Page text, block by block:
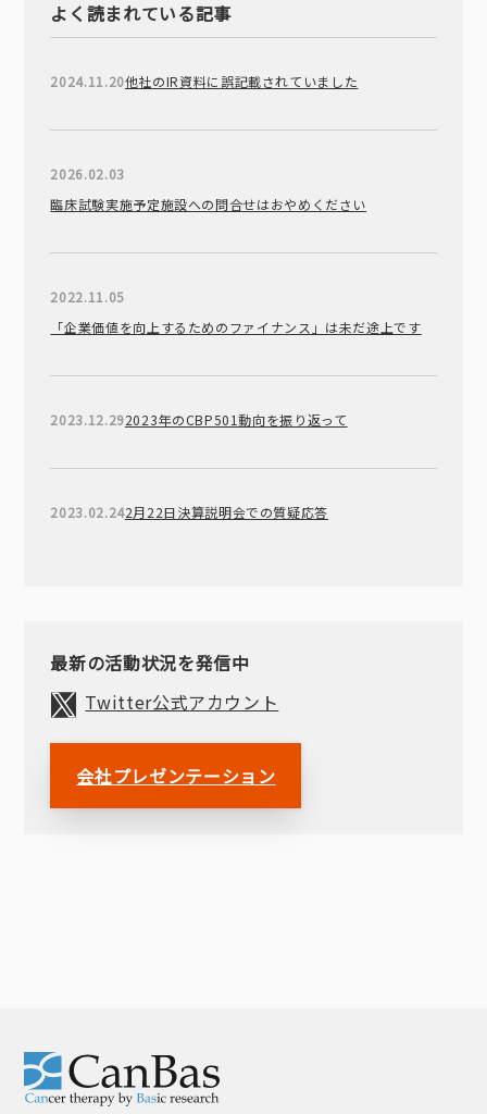
よく読まれている記事
2024.11.20他社のIR資料に誤記載されていました
2026.02.03
臨床試験実施予定施設への問合せはおやめください
2022.11.05
「企業価値を向上するためのファイナンス」は未だ途上です
2023.12.292023年のCBP501動向を振り返って
2023.02.242月22日決算説明会での質疑応答
最新の活動状況を発信中
Twitter公式アカウント
会社プレゼンテーション